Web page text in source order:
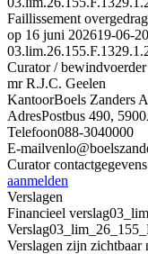
Faillissement
op 16 juni 202619-06-
Curator / bewindvoerder
mr R.J.C. Geelen
KantoorBoels Zanders
AdresPostbus 490,
Telefoon088-3040000
E-mail
Curator
aanmelden
Verslagen
Financieel verslag
Verslag
Verslagen zijn zichtbaar